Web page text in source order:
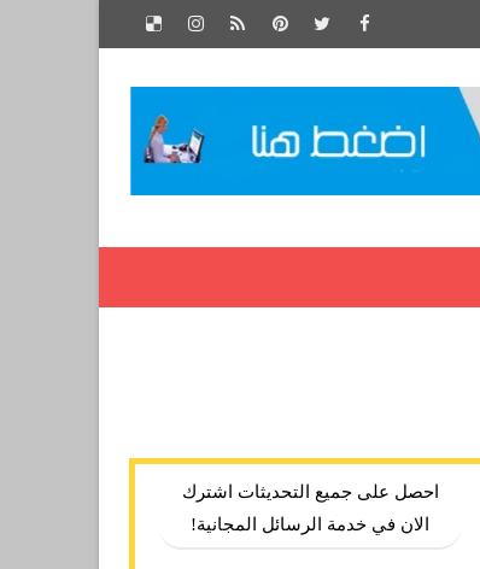
احصل على جميع التحديثات اشترك
الان في خدمة الرسائل المجانية!